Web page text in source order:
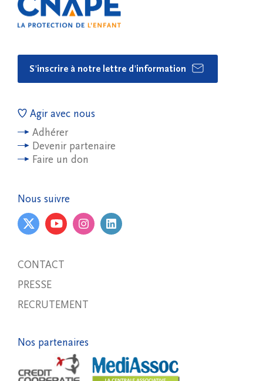
S'inscrire à notre lettre d'information
Agir avec nous
Adhérer
Devenir partenaire
Faire un don
Nous suivre
CONTACT
PRESSE
RECRUTEMENT
Nos partenaires